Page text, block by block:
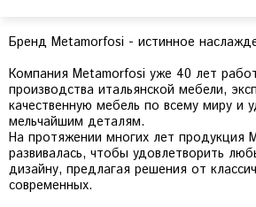
Бренд Metamorfosi - истинное
Компания Metamorfosi уже 40 лет
производства итальянской мебели,
качественную мебель по всему миру и
мельчайшим деталям.
На протяжении многих лет продукция
развивалась, чтобы удовлетворить
дизайну, предлагая решения от
современных.